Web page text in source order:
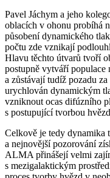
Pavel Jáchym a jeho
oblacích v ohonu probíhá
působení dynamického
počtu zde vznikají
Hlavu těchto útvarů tvoří
postupně vytváří populace
a zůstávají tudíž pozadu
urychlován dynamickým
vzniknout ocas difúzního
s postupující tvorbou
Celkově je tedy dynamika
a nejnovější pozorování
ALMA přinášejí velmi
s mezigalaktickým